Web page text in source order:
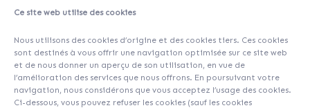
Ce site web utilise des cookies
Nous utilisons des cookies d’origine et des cookies tiers. Ces cookies
sont destinés à vous offrir une navigation optimisée sur ce site web
et de nous donner un aperçu de son utilisation, en vue de
l’amélioration des services que nous offrons. En poursuivant votre
navigation, nous considérons que vous acceptez l’usage des cookies.
Ci-dessous, vous pouvez refuser les cookies (sauf les cookies